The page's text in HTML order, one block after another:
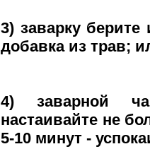
3) заварку
добавка из трав;
4) заварной
настаивайте не
5-10 минут -